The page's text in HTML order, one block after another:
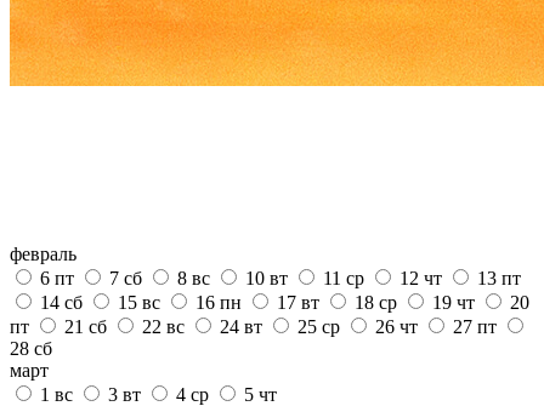
февраль
6 пт 7 сб 8 вс 10 вт 11 ср 12 чт 13 пт
14 сб 15 вс 16 пн 17 вт 18 ср 19 чт
20
пт
21 сб 22 вс 24 вт 25 ср 26 чт 27 пт
28 сб
март
1 вс 3 вт 4 ср 5 чт